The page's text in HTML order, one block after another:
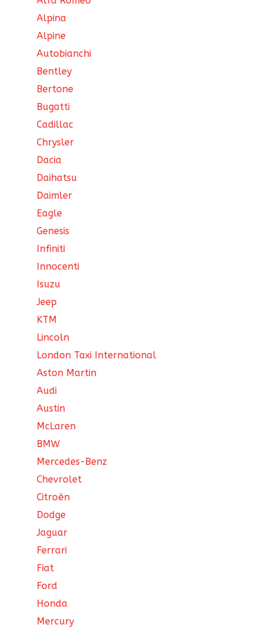
Alpina
Alpine
Autobianchi
Bentley
Bertone
Bugatti
Cadillac
Chrysler
Dacia
Daihatsu
Daimler
Eagle
Genesis
Infiniti
Innocenti
Isuzu
Jeep
KTM
Lincoln
London Taxi International
Aston Martin
Audi
Austin
McLaren
BMW
Mercedes-Benz
Chevrolet
Citroën
Dodge
Jaguar
Ferrari
Fiat
Ford
Honda
Mercury